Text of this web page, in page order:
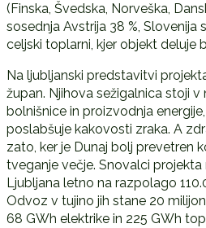
(Finska, Švedska, Norveška,
sosednja Avstrija 38 %, Slovenija
celjski toplarni, kjer objekt deluje
Na ljubljanski predstavitvi
župan. Njihova sežigalnica stoji v
bolnišnice in proizvodnja
poslabšuje kakovosti zraka. A
zato, ker je Dunaj bolj prevetren
tveganje večje. Snovalci projekta
Ljubljana letno na razpolago
Odvoz v tujino jih stane 20
68 GWh elektrike in 225 GWh